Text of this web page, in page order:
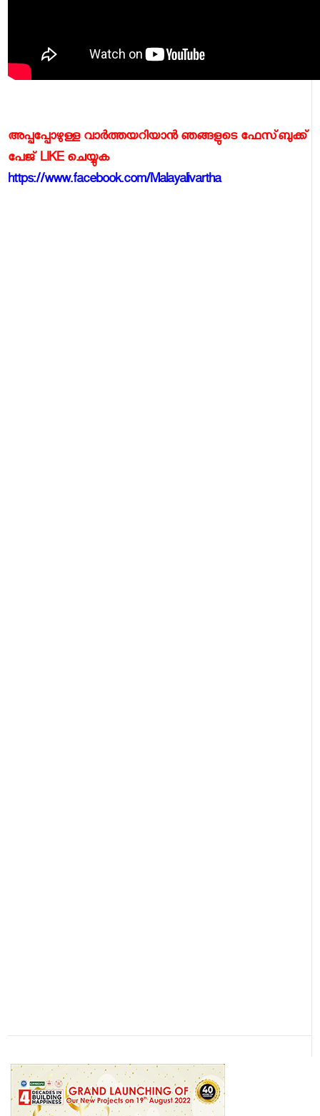
അപ്പപ്പോഴുള്ള വാര്‍ത്തയറിയാന്‍ ഞങ്ങളുടെ ഫേസ്‌ബുക്ക്‌
പേജ് LIKE ചെയ്യുക
https://www.facebook.com/Malayalivartha